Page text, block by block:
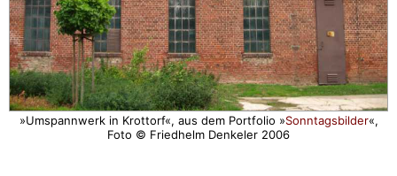
»Umspannwerk in Krottorf«, aus dem Portfolio »Sonntagsbilder«,
Foto © Friedhelm Denkeler 2006